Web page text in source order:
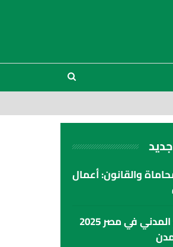
جديد
والقانون: أعمال
مواعيد عمل السجل المدني في مصر 2025